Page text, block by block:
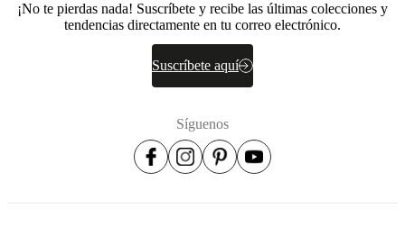
¡No te pierdas nada! Suscríbete y recibe las últimas colecciones y
tendencias directamente en tu correo electrónico.
Suscríbete aquí
Síguenos